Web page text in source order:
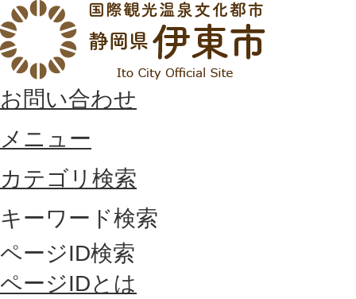
お問い合わせ
メニュー
カテゴリ検索
キーワード検索
ページID検索
ページIDとは